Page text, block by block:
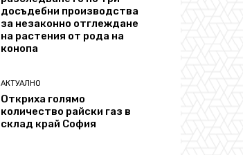
досъдебни производства
за незаконно отглеждане
на растения от рода на
конопа
АКТУАЛНО
Откриха голямо
количество райски газ в
склад край София